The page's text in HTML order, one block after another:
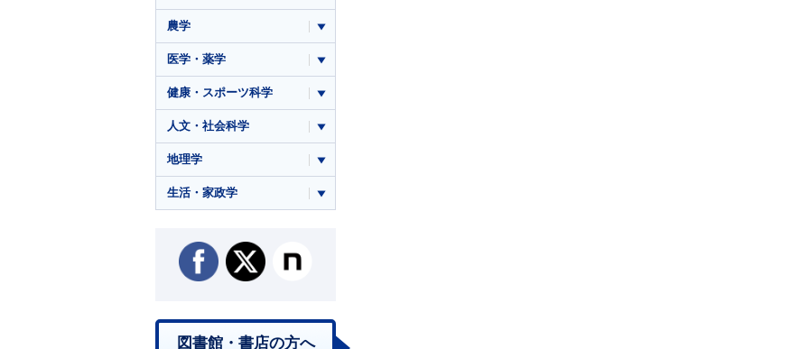
農学
医学・薬学
健康・スポーツ科学
人文・社会科学
地理学
生活・家政学
図書館・書店の方へ